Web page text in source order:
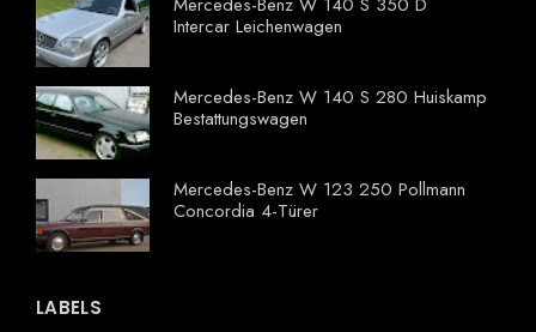
Intercar Leichenwagen
Mercedes-Benz W 140 S 280 Huiskamp
Bestattungswagen
Mercedes-Benz W 123 250 Pollmann
Concordia 4-Türer
LABELS